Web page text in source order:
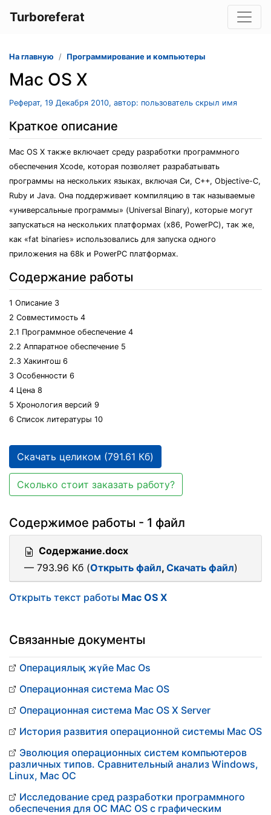
Turboreferat
На главную Программирование и компьютеры
Mac OS X
Реферат, 19 Декабря 2010, автор: пользователь скрыл имя
Краткое описание
Mac OS X также включает среду разработки программного
обеспечения Xcode, которая позволяет разрабатывать
программы на нескольких языках, включая Си, C++, Objective-C,
Ruby и Java. Она поддерживает компиляцию в так называемые
«универсальные программы» (Universal Binary), которые могут
запускаться на нескольких платформах (x86, PowerPC), так же,
как «fat binaries» использовались для запуска одного
приложения на 68k и PowerPC платформах.
Содержание работы
1 Описание 3
2 Совместимость 4
2.1 Программное обеспечение 4
2.2 Аппаратное обеспечение 5
2.3 Хакинтош 6
3 Особенности 6
4 Цена 8
5 Хронология версий 9
6 Список литературы 10
Скачать целиком (791.61 Кб)
Сколько стоит заказать работу?
Содержимое работы - 1 файл
Содержание.docx
— 793.96 Кб (Открыть файл, Скачать файл)
Открыть текст работы Mac OS X
Связанные документы
Операциялық жүйе Mac Os
Операционная система Mac OS
Операционная система Mac OS X Server
История развития операционной системы Mac OS
Эволюция операционных систем компьютеров
различных типов. Сравнительный анализ Windows,
Linux, Mac OC
Исследование сред разработки программного
обеспечения для ОС MAC OS с графическим